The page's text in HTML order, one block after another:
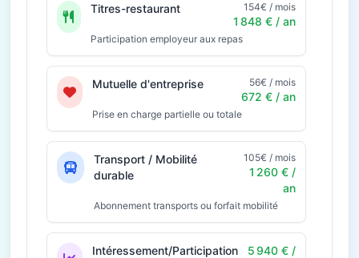
Titres-restaurant 154€ / mois
1 848 € / an
Participation employeur aux repas
Mutuelle d'entreprise 56€ / mois
672 € / an
Prise en charge partielle ou totale
Transport / Mobilité
durable
105€ / mois
1 260 € /
an
Abonnement transports ou forfait mobilité
Intéressement/Participation
5 940 € /